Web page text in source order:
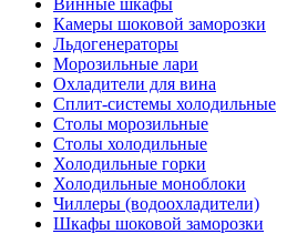
Винные шкафы
Камеры шоковой заморозки
Льдогенераторы
Морозильные лари
Охладители для вина
Сплит-системы холодильные
Столы морозильные
Столы холодильные
Холодильные горки
Холодильные моноблоки
Чиллеры (водоохладители)
Шкафы шоковой заморозки